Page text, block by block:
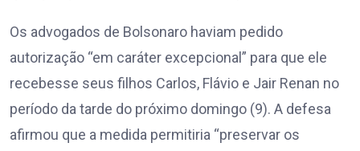
Os advogados de Bolsonaro haviam pedido
autorização “em caráter excepcional” para que ele
recebesse seus filhos Carlos, Flávio e Jair Renan no
período da tarde do próximo domingo (9). A defesa
afirmou que a medida permitiria “preservar os